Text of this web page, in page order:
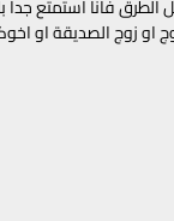
فانا استمتع جدا
زوج الصديقة او